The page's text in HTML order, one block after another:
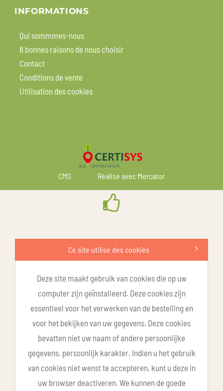
INFORMATIONS
Qui sommmes-nous
8 bonnes raisons de nous choisir
Contact
Conditions de vente
Utilisation des cookies
CMS Réalisé avec Mercator
Ce site utilise des cookies
Deze site maakt gebruik van cookies die op uw
computer zijn geïnstalleerd. Deze cookies zijn
essentieel voor het verwerken van de bestelling en
voor het bekijken van uw gegevens. Deze cookies
bevatten niet uw naam of andere persoonlijke
gegevens. persoonlijk karakter. Indien u het gebruik
van cookies niet wenst te accepteren, kunt u deze in
uw browser deactiveren. We kunnen de goede